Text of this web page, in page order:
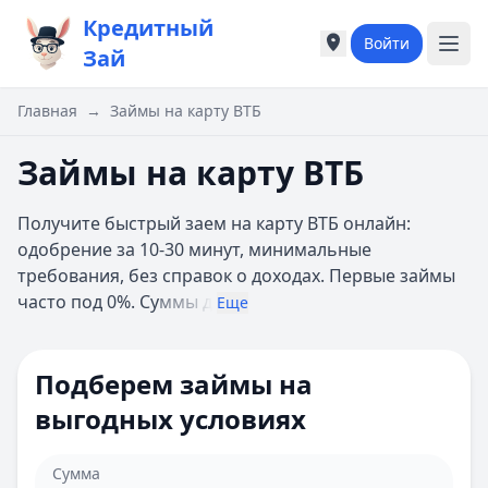
Кредитный
Зай
Города России
Екатеринбург
Казань
А
Астрахань
Б
Барнаул
Города России
Екатеринбург
Казань
А
Астрахань
Б
Барнаул
Войти
Главная → Займы на карту ВТБ
Займы на карту ВТБ
Получите быстрый заем на карту ВТБ онлайн:
одобрение за 10-30 минут, минимальные
требования, без справок о доходах. Первые займы
часто под 0%. Суммы д Еще
Подберем займы на
выгодных условиях
Сумма